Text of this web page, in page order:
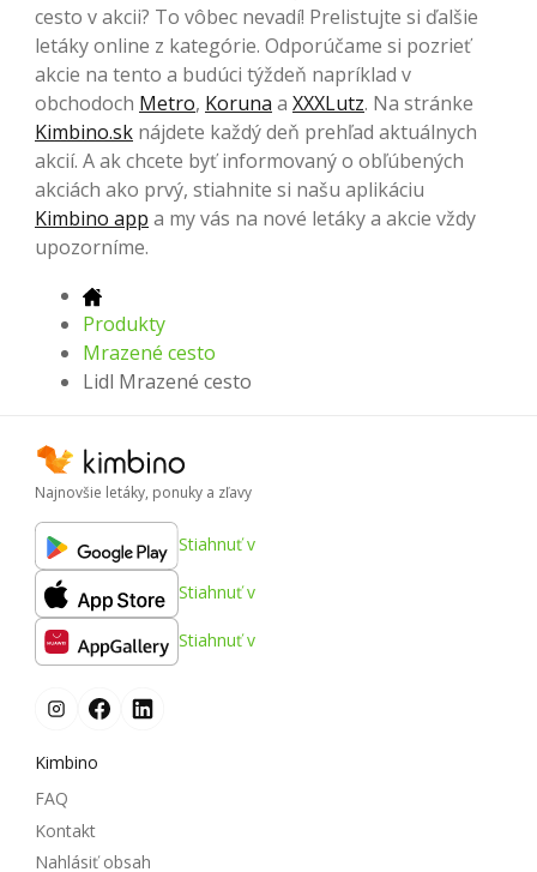
cesto v akcii? To vôbec nevadí! Prelistujte si ďalšie
letáky online z kategórie. Odporúčame si pozrieť
akcie na tento a budúci týždeň napríklad v
obchodoch Metro, Koruna a XXXLutz. Na stránke
Kimbino.sk nájdete každý deň prehľad aktuálnych
akcií. A ak chcete byť informovaný o obľúbených
akciách ako prvý, stiahnite si našu aplikáciu
Kimbino app a my vás na nové letáky a akcie vždy
upozorníme.
Produkty
Mrazené cesto
Lidl Mrazené cesto
Najnovšie letáky, ponuky a zľavy
Stiahnuť v
Stiahnuť v
Stiahnuť v
Kimbino
FAQ
Kontakt
Nahlásiť obsah